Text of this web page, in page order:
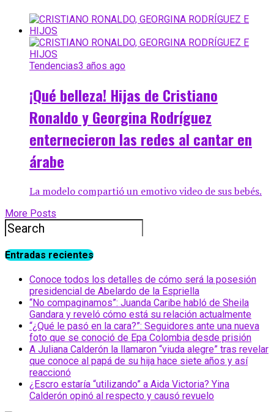
Tendencias3 años ago
¡Qué belleza! Hijas de Cristiano
Ronaldo y Georgina Rodríguez
enternecieron las redes al cantar en
árabe
La modelo compartió un emotivo video de sus bebés.
More Posts
Entradas recientes
Conoce todos los detalles de cómo será la posesión
presidencial de Abelardo de la Espriella
“No compaginamos”: Juanda Caribe habló de Sheila
Gandara y reveló cómo está su relación actualmente
“¿Qué le pasó en la cara?”: Seguidores ante una nueva
foto que se conoció de Epa Colombia desde prisión
A Juliana Calderón la llamaron “viuda alegre” tras revelar
que conoce al papá de su hija hace siete años y así
reaccionó
¿Escro estaría “utilizando” a Aida Victoria? Yina
Calderón opinó al respecto y causó revuelo